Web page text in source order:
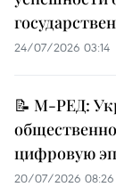
24/07/2026 03:14
📝 М-РЕД:
цифровую
20/07/2026 08:26